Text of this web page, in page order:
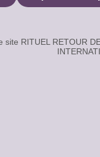
RITUEL RETOUR